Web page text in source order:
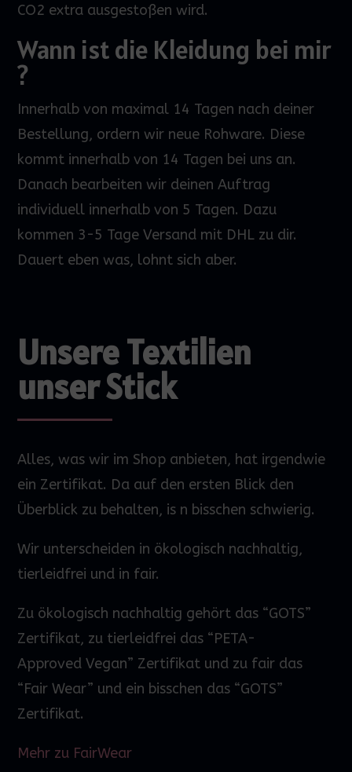
CO2 extra ausgestoßen wird.
Wann ist die Kleidung bei mir
?
Innerhalb von maximal 14 Tagen nach deiner
Bestellung, ordern wir neue Rohware. Diese
kommt innerhalb von 14 Tagen bei uns an.
Danach bearbeiten wir deinen Auftrag
individuell innerhalb von 5 Tagen. Dazu
kommen 3-5 Tage Versand mit DHL zu dir.
Dauert eben was, lohnt sich aber.
Unsere Textilien
unser Stick
Alles, was wir im Shop anbieten, hat irgendwie
ein Zertifikat. Da auf den ersten Blick den
Überblick zu behalten, is n bisschen schwierig.
Wir unterscheiden in ökologisch nachhaltig,
tierleidfrei und in fair.
Zu ökologisch nachhaltig gehört das “GOTS”
Zertifikat, zu tierleidfrei das “PETA-
Approved Vegan” Zertifikat und zu fair das
“FairWear” und ein bisschen das “GOTS”
Zertifikat.
Mehr zu FairWear